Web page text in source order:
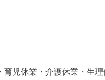
児休業・介護休業・生